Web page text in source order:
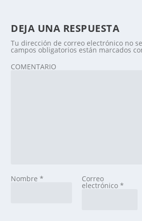
DEJA UNA RESPUESTA
Tu dirección de correo electrónico no
campos obligatorios están marcados
COMENTARIO
Nombre* Correo
electrónico *